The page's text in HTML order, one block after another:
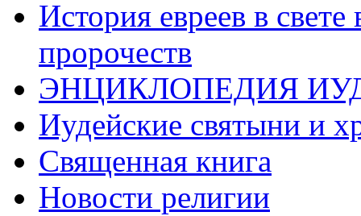
История евреев в
пророчеств
ЭНЦИКЛОПЕДИЯ
Иудейские святыни и
Священная книга
Новости религии